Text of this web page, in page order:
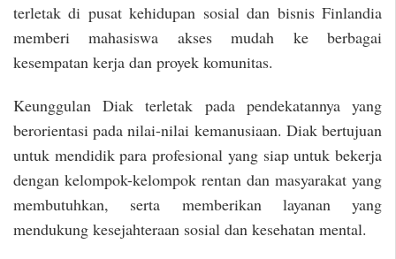
terletak di pusat kehidupan sosial dan bisnis Finlandia
memberi mahasiswa akses mudah ke berbagai
kesempatan kerja dan proyek komunitas.
Keunggulan Diak terletak pada pendekatannya yang
berorientasi pada nilai-nilai kemanusiaan. Diak bertujuan
untuk mendidik para profesional yang siap untuk bekerja
dengan kelompok-kelompok rentan dan masyarakat yang
membutuhkan, serta memberikan layanan yang
mendukung kesejahteraan sosial dan kesehatan mental.